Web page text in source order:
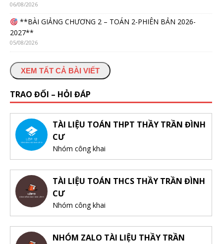
06/08/2026
**BÀI GIẢNG CHƯƠNG 2 – TOÁN 2-PHIÊN BẢN 2026-
2027**
05/08/2026
XEM TẤT CẢ BÀI VIẾT
TRAO ĐỔI – HỎI ĐÁP
TÀI LIỆU TOÁN THPT THẦY TRẦN ĐÌNH
CƯ
Nhóm công khai
TÀI LIỆU TOÁN THCS THẦY TRẦN ĐÌNH
CƯ
Nhóm công khai
NHÓM ZALO TÀI LIỆU THẦY TRẦN